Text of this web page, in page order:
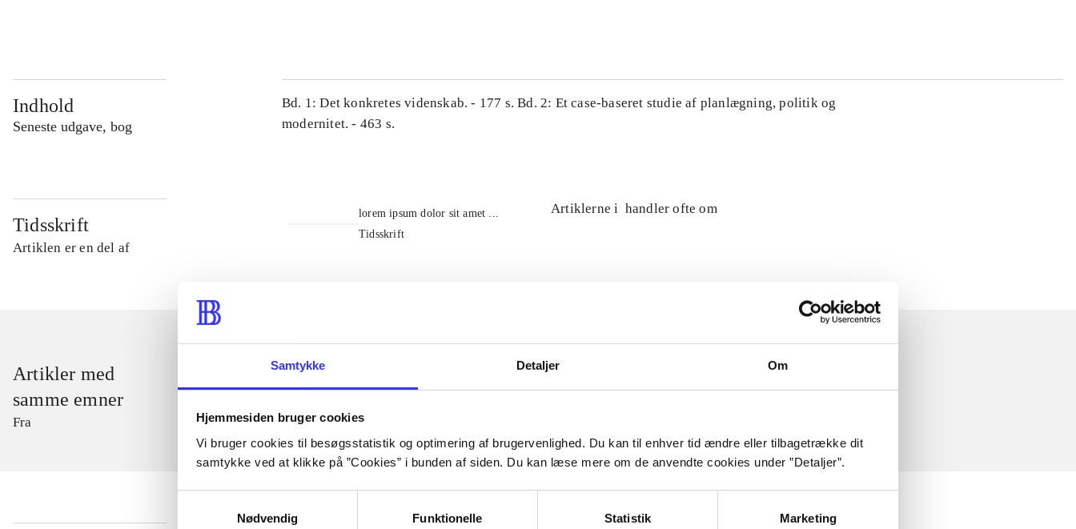
Samtykke Detaljer Om
Hjemmesiden bruger cookies
Vi bruger cookies til besøgsstatistik og optimering af brugervenlighed. Du kan til enhver tid ændre eller tilbagetrække dit
samtykke ved at klikke på ”Cookies” i bunden af siden. Du kan læse mere om de anvendte cookies under ”Detaljer”.
Nødvendig
Funktionelle Statistik Marketing
Indhold
Seneste udgave, bog
Bd. 1: Det konkretes videnskab. - 177 s. Bd. 2: Et case-baseret studie af planlægning, politik og
modernitet. - 463 s.
Tidsskrift
Artiklen er en del af
lorem ipsum dolor sit amet ...
Tidsskrift
Artiklerne i handler ofte om
Artikler med
samme emner
Fra